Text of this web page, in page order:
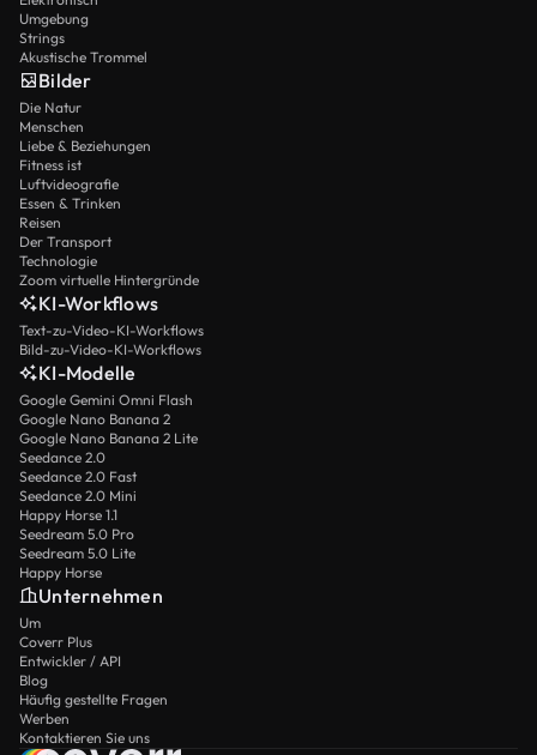
Umgebung
Strings
Akustische Trommel
Bilder
Die Natur
Menschen
Liebe & Beziehungen
Fitness ist
Luftvideografie
Essen & Trinken
Reisen
Der Transport
Technologie
Zoom virtuelle Hintergründe
KI-Workflows
Text-zu-Video-KI-Workflows
Bild-zu-Video-KI-Workflows
KI-Modelle
Google Gemini Omni Flash
Google Nano Banana 2
Google Nano Banana 2 Lite
Seedance 2.0
Seedance 2.0 Fast
Seedance 2.0 Mini
Happy Horse 1.1
Seedream 5.0 Pro
Seedream 5.0 Lite
Happy Horse
Unternehmen
Um
Coverr Plus
Entwickler / API
Blog
Häufig gestellte Fragen
Werben
Kontaktieren Sie uns